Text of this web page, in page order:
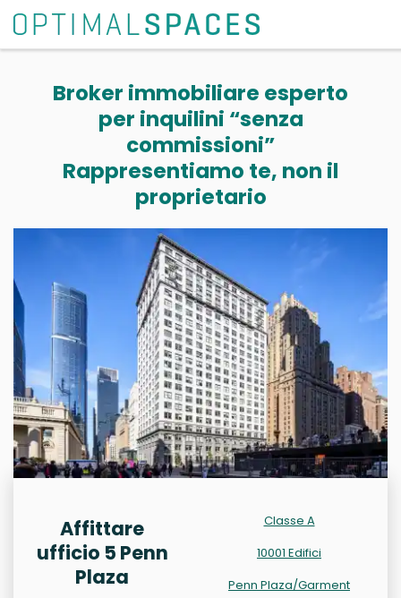
Broker immobiliare esperto
per inquilini “senza
commissioni”
Rappresentiamo te, non il
proprietario
Affittare
ufficio 5 Penn
Plaza
Classe A
10001 Edifici
Penn Plaza/Garment